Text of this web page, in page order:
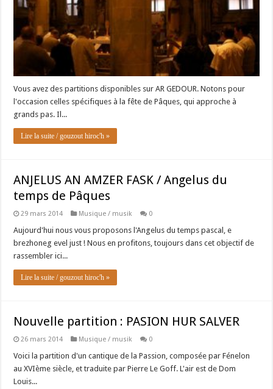
Vous avez des partitions disponibles sur AR GEDOUR. Notons pour
l'occasion celles spécifiques à la fête de Pâques, qui approche à
grands pas. Il...
Lire la suite / gouzout hiroc'h »
ANJELUS AN AMZER FASK / Angelus du
temps de Pâques
29 mars 2014 Musique / musik 0
Aujourd'hui nous vous proposons l'Angelus du temps pascal, e
brezhoneg evel just ! Nous en profitons, toujours dans cet objectif de
rassembler ici...
Lire la suite / gouzout hiroc'h »
Nouvelle partition : PASION HUR SALVER
26 mars 2014 Musique / musik 0
Voici la partition d'un cantique de la Passion, composée par Fénelon
au XVIème siècle, et traduite par Pierre Le Goff. L'air est de Dom
Louis...